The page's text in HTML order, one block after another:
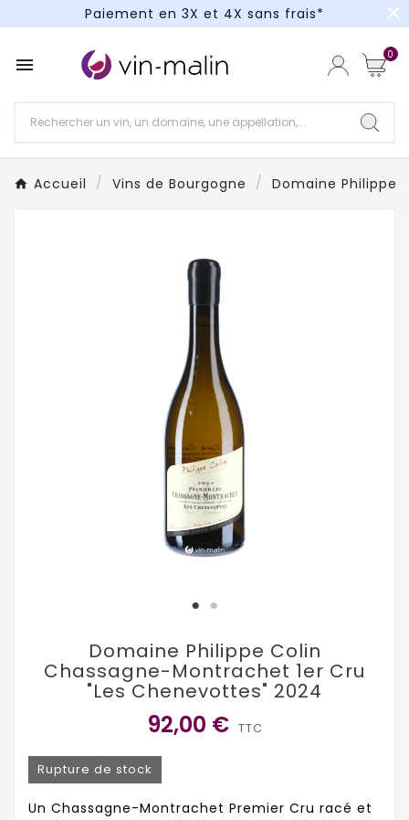
Paiement en 3X et 4X sans frais*
Paiement en 3X et 4X sans frais*
close
 0
Accueil Vins de Bourgogne Domaine Philippe
Domaine Philippe Colin
Chassagne-Montrachet 1er Cru
"Les Chenevottes" 2024
92,00 € TTC
Rupture de stock
Un Chassagne-Montrachet Premier Cru racé et